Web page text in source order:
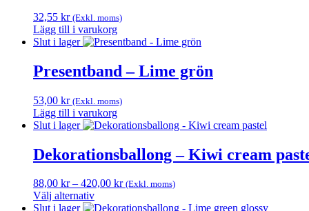
varianter.
De
olika
kan
väljas
på
produktsidan
32,55 kr (Exkl. moms)
Lägg till i varukorg
Slut i lager
Presentband – Lime grön
53,00 kr (Exkl. moms)
Lägg till i varukorg
Slut i lager
Dekorationsballong – Kiwi cream
88,00 kr – 420,00 krPrisintervall:
till
(Exkl. moms)
Välj alternativ
Den
Slut i lager